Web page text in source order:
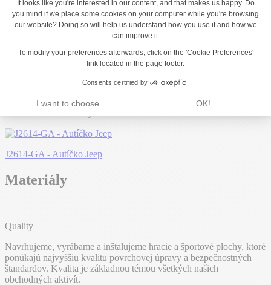
J846-GA - Kuriatka
J2614-GA - Autíčko Jeep
Materiály
Quality
Navrhujeme, vyrábame a inštalujeme hracie a športové plochy, ktoré
ponúkajú najvyššiu kvalitu povrchovej úpravy a bezpečnostných
štandardov. Kvalita je základnou témou všetkých našich
obchodných aktivít.